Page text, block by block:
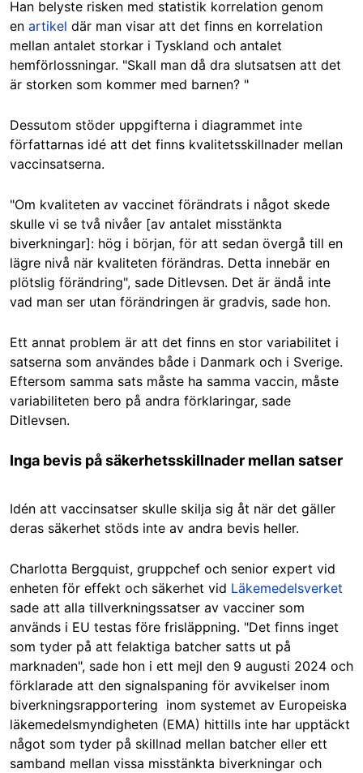
Han belyste risken med statistik korrelation genom
en artikel där man visar att det finns en korrelation
mellan antalet storkar i Tyskland och antalet
hemförlossningar. "Skall man då dra slutsatsen att det
är storken som kommer med barnen? "
Dessutom stöder uppgifterna i diagrammet inte
författarnas idé att det finns kvalitetsskillnader mellan
vaccinsatserna.
"Om kvaliteten av vaccinet förändrats i något skede
skulle vi se två nivåer [av antalet misstänkta
biverkningar]: hög i början, för att sedan övergå till en
lägre nivå när kvaliteten förändras. Detta innebär en
plötslig förändring", sade Ditlevsen. Det är ändå inte
vad man ser utan förändringen är gradvis, sade hon.
Ett annat problem är att det finns en stor variabilitet i
satserna som användes både i Danmark och i Sverige.
Eftersom samma sats måste ha samma vaccin, måste
variabiliteten bero på andra förklaringar, sade
Ditlevsen.
Inga bevis på säkerhetsskillnader mellan satser
Idén att vaccinsatser skulle skilja sig åt när det gäller
deras säkerhet stöds inte av andra bevis heller.
Charlotta Bergquist, gruppchef och senior expert vid
enheten för effekt och säkerhet vid Läkemedelsverket
sade att alla tillverkningssatser av vacciner som
används i EU testas före frisläppning. "Det finns inget
som tyder på att felaktiga batcher satts ut på
marknaden", sade hon i ett mejl den 9 augusti 2024 och
förklarade att den signalspaning för avvikelser inom
biverkningsrapportering inom systemet av Europeiska
läkemedelsmyndigheten (EMA) hittills inte har upptäckt
något som tyder på skillnad mellan batcher eller ett
samband mellan vissa misstänkta biverkningar och